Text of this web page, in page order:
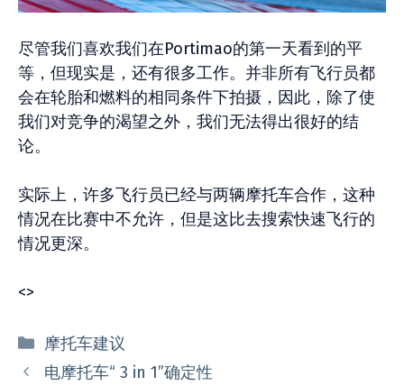
尽管我们喜欢我们在Portimao的第一天看到的平
等，但现实是，还有很多工作。并非所有飞行员都
会在轮胎和燃料的相同条件下拍摄，因此，除了使
我们对竞争的渴望之外，我们无法得出很好的结
论。
实际上，许多飞行员已经与两辆摩托车合作，这种
情况在比赛中不允许，但是这比去搜索快速飞行的
情况更深。
<>
分
类
摩托车建议
电摩托车“ 3 in 1”确定性